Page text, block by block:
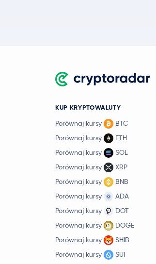
KUP KRYPTOWALUTY
Porównaj kursy
BTC
Porównaj kursy
ETH
Porównaj kursy
SOL
Porównaj kursy
XRP
Porównaj kursy
BNB
Porównaj kursy
ADA
Porównaj kursy
DOT
Porównaj kursy
DOGE
Porównaj kursy
SHIB
Porównaj kursy
SUI